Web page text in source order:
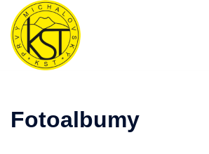
Preskočiť
obsah
Fotoalbumy